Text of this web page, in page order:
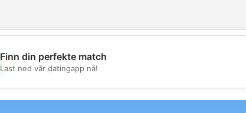
💖
Finn din perfekte match
Last ned vår datingapp nå!